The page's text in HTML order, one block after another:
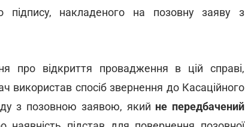
підпису, накладеного на позовну заяву з
про відкриття провадження в цій справі,
використав спосіб звернення до Касаційного
з позовною заявою, який не передбачений